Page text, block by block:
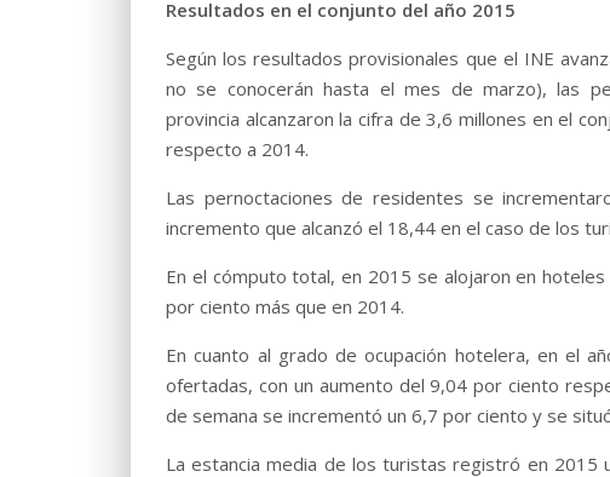
Resultados en el conjunto del año 2015
Según los resultados provisionales que el INE
no se conocerán hasta el mes de marzo), las
provincia alcanzaron la cifra de 3,6 millones en el
respecto a 2014.
Las pernoctaciones de residentes se
incremento que alcanzó el 18,44 en el caso de los
En el cómputo total, en 2015 se alojaron en
por ciento más que en 2014.
En cuanto al grado de ocupación hotelera, en el
ofertadas, con un aumento del 9,04 por ciento
de semana se incrementó un 6,7 por ciento y se
La estancia media de los turistas registró en